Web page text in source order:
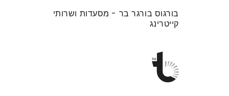
בורגוס בורגר בר - מסעדות ושרותי
קייטרינג